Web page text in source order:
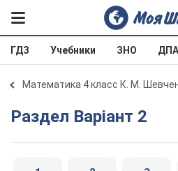
ГДЗ Учебники ЗНО ДПА
Математика 4 класс К. М.
Раздел Варіант 2